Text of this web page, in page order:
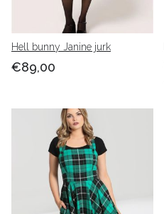
Hell bunny Janine jurk
€89,00